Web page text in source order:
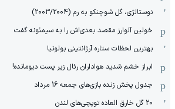
نوستالژی، گل شوچنکو به رم (2003/2004)
خولین آلوارز مقصد بعدی‌اش را به سیمئونه گفت
بهترین لحظات ستاره آرژانتینی بولونیا
ابراز خشم شدید هواداران رئال زیر پست دیومانده!
جدول پخش زنده بازی‌های جمعه 16 مرداد
20 گل خارق العاده توپچی‌های لندن